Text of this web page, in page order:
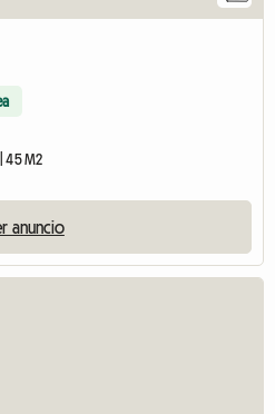
45 M2
anuncio